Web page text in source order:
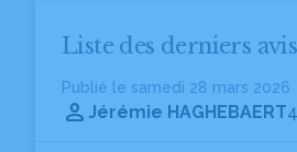
Liste des derniers
Publié le samedi 28 mars 2026
Jérémie HAGHEBAERT